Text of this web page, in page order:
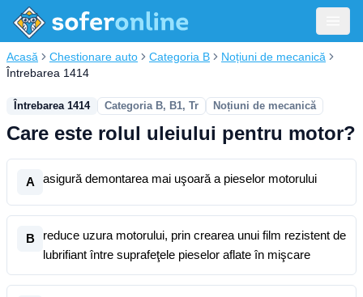
Acasă Chestionare auto Categoria B
Noțiuni de mecanică
Întrebarea 1414
Întrebarea 1414 Categoria B, B1, Tr Noțiuni de mecanică
Care este rolul uleiului pentru motor?
A asigură demontarea mai uşoară a pieselor motorului
B
reduce uzura motorului, prin crearea unui film rezistent de
lubrifiant între suprafeţele pieselor aflate în mişcare